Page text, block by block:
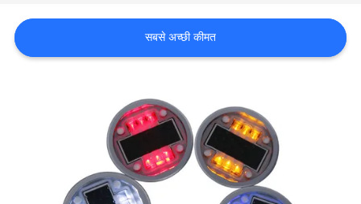
एक
सबसे अच्छी कीमत